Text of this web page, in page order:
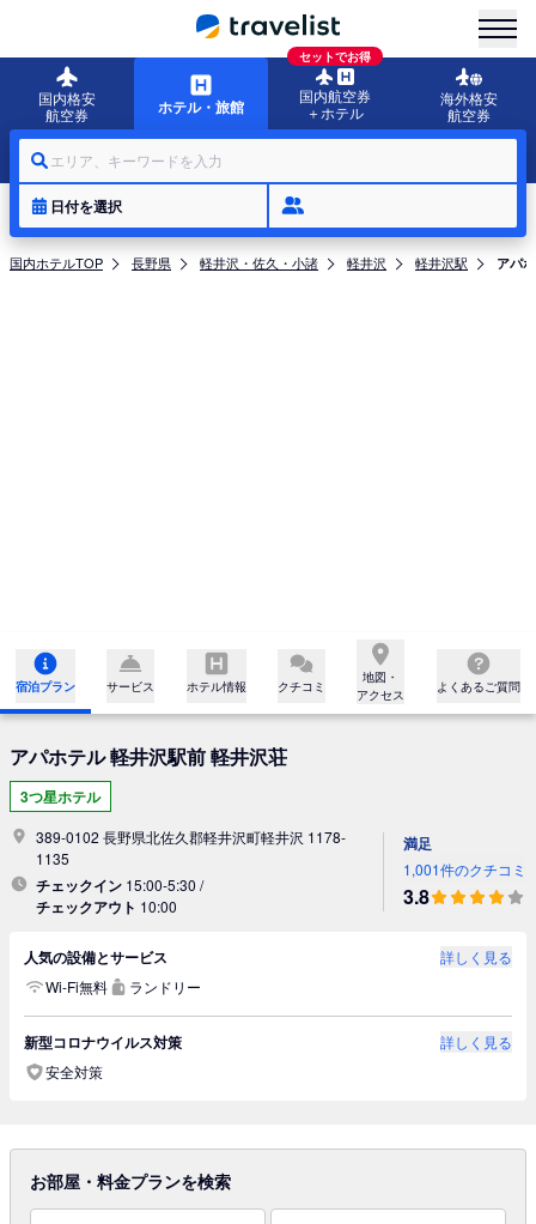
国内格安
航空券
ホテル・旅館
セットでお得
国内航空券
＋ホテル
海外格安
航空券
エリア、キーワードを入力
日付を選択
国内ホテルTOP 長野県 軽井沢・佐久・小諸 軽井沢 軽井沢駅 アパ
宿泊プラン サービス ホテル情報 クチコミ
地図・
アクセス
よくあるご質問
アパホテル 軽井沢駅前 軽井沢荘
3つ星ホテル
389-0102 長野県北佐久郡軽井沢町軽井沢 1178-
1135
チェックイン 15:00-5:30 /
チェックアウト 10:00
満足
1,001件のクチコミ
3.8
人気の設備とサービス
詳しく見る
Wi-Fi無料
ランドリー
新型コロナウイルス対策
詳しく見る
安全対策
お部屋・料金プランを検索